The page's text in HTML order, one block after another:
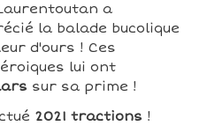
a
la balade bucolique
d'ours ! Ces
lui ont
sur sa prime !
2021 tractions !